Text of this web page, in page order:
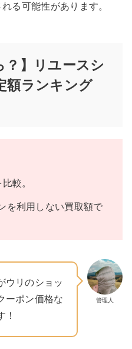
る可能性があります。
？】リユースシ
額ランキング
較。
を利用しない買取額で
管理人
ウリのショッ
ーポン価格な
！